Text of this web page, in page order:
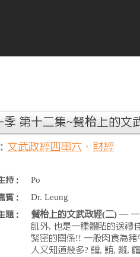
季 第十二集~餐枱上的文
文武政經四串六 、 財經
持： Po
賓： Dr. Leung
題： 餐枱上的文武政經(二) — 一
飢外, 也是一種體貼的送禮
緊密的關係!! 一般肉食為
人又知道幾多? 鱣, 鮪, 鰷,